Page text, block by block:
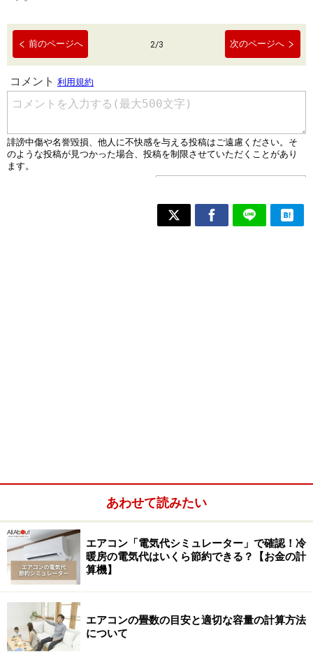
前のページへ 2/3 次のページへ
あわせて読みたい
エアコン「電気代シミュレーター」で確認！冷
暖房の電気代はいくら節約できる？【お金の計
算機】
エアコンの畳数の目安と適切な容量の計算方法
について